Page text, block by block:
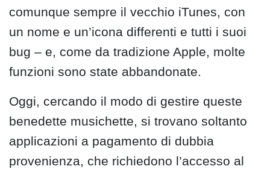
comunque sempre il vecchio iTunes, con
un nome e un’icona differenti e tutti i suoi
bug – e, come da tradizione Apple, molte
funzioni sono state abbandonate.
Oggi, cercando il modo di gestire queste
benedette musichette, si trovano soltanto
applicazioni a pagamento di dubbia
provenienza, che richiedono l’accesso al